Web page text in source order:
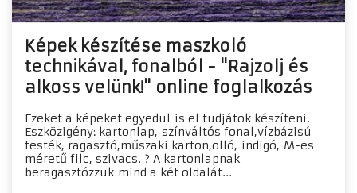
Képek készítése maszkoló
technikával, fonalból - "Rajzolj és
alkoss velünk!" online foglalkozás
Ezeket a képeket egyedül is el tudjátok készíteni.
Eszközigény: kartonlap, színváltós fonal,vízbázisú
festék, ragasztó,műszaki karton,olló, indigó, M-es
méretű filc, szivacs. ? A kartonlapnak
beragasztózzuk mind a két oldalát...